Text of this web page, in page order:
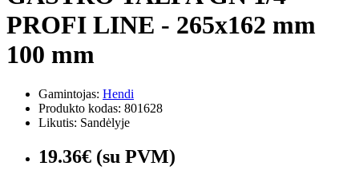
PROFI LINE - 265x162 mm
100 mm
Gamintojas: Hendi
Produkto kodas: 801628
Likutis: Sandėlyje
19.36€ (su PVM)